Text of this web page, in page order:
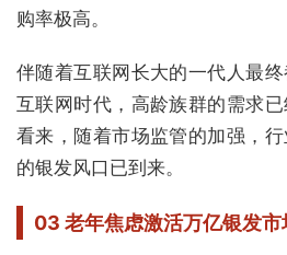
购率极高。
伴随着互联网长大的一代人最
互联网时代，高龄族群的需求
看来，随着市场监管的加强，
的银发风口已到来。
03 老年焦虑激活万亿银发市